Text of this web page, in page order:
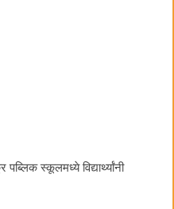
स्कूलमध्ये विद्यार्थ्यांनी